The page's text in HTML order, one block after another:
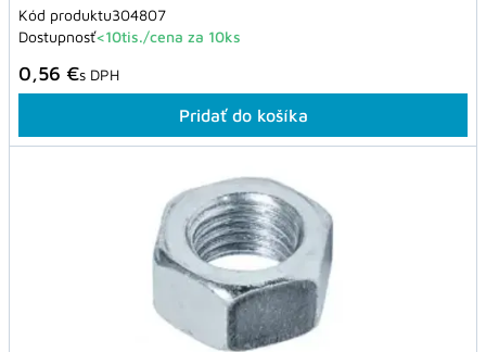
Kód produktu304807
Dostupnosť<10tis./cena za 10ks
0,56 €s DPH
Pridať do košíka